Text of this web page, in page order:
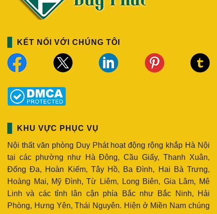
KẾT NỐI VỚI CHÚNG TÔI
KHU VỰC PHỤC VỤ
Nội thất văn phòng Duy Phát hoạt động rộng khắp Hà Nội
tại các phường như Hà Đông, Cầu Giấy, Thanh Xuân,
Đống Đa, Hoàn Kiếm, Tây Hồ, Ba Đình, Hai Bà Trưng,
Hoàng Mai, Mỹ Đình, Từ Liêm, Long Biên, Gia Lâm, Mê
Linh và các tỉnh lân cận phía Bắc như Bắc Ninh, Hải
Phòng, Hưng Yên, Thái Nguyên. Hiện ở Miền Nam chúng